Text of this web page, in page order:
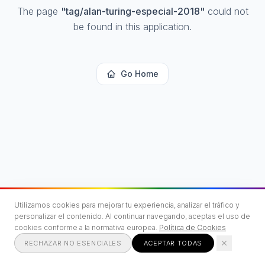
The page "tag/alan-turing-especial-2018" could not
be found in this application.
Go Home
Utilizamos cookies para mejorar tu experiencia, analizar el tráfico y
personalizar el contenido. Al continuar navegando, aceptas el uso de
cookies conforme a la normativa europea. Política de Cookies
RECHAZAR NO ESENCIALES ACEPTAR TODAS